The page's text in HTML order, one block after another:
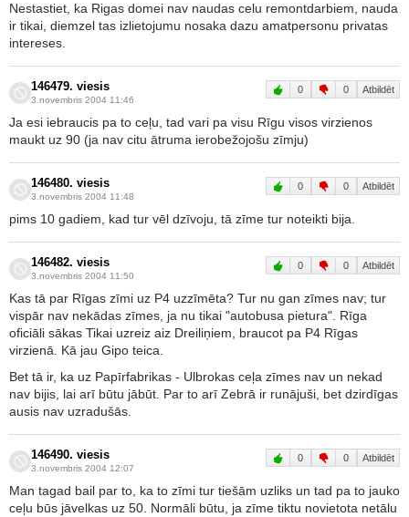
Nestastiet, ka Rigas domei nav naudas celu remontdarbiem, nauda
ir tikai, diemzel tas izlietojumu nosaka dazu amatpersonu privatas
intereses.
146479. viesis
3.novembris 2004 11:46
0 0 Atbildēt
Ja esi iebraucis pa to ceļu, tad vari pa visu Rīgu visos virzienos
maukt uz 90 (ja nav citu ātruma ierobežojošu zīmju)
146480. viesis
3.novembris 2004 11:48
0 0 Atbildēt
pims 10 gadiem, kad tur vēl dzīvoju, tā zīme tur noteikti bija.
146482. viesis
3.novembris 2004 11:50
0 0 Atbildēt
Kas tā par Rīgas zīmi uz P4 uzzīmēta? Tur nu gan zīmes nav; tur
vispār nav nekādas zīmes, ja nu tikai "autobusa pietura". Rīga
oficiāli sākas Tikai uzreiz aiz Dreiliņiem, braucot pa P4 Rīgas
virzienā. Kā jau Gipo teica.
Bet tā ir, ka uz Papīrfabrikas - Ulbrokas ceļa zīmes nav un nekad
nav bijis, lai arī būtu jābūt. Par to arī Zebrā ir runājuši, bet dzirdīgas
ausis nav uzradušās.
146490. viesis
3.novembris 2004 12:07
0 0 Atbildēt
Man tagad bail par to, ka to zīmi tur tiešām uzliks un tad pa to jauko
ceļu būs jāvelkas uz 50. Normāli būtu, ja zīme tiktu novietota netālu